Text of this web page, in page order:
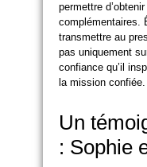
permettre
complémentaires.
transmettre au
pas uniquement
confiance qu’il
la mission confiée.
Un
: Sophie